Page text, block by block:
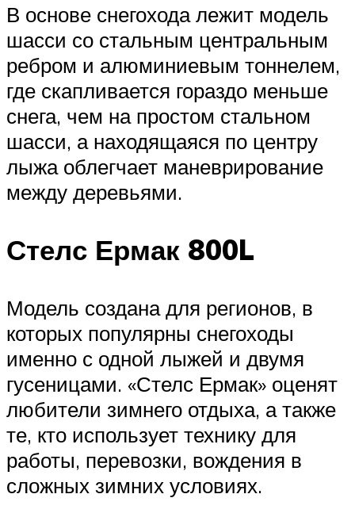
В основе снегохода лежит модель
шасси со стальным центральным
ребром и алюминиевым тоннелем,
где скапливается гораздо меньше
снега, чем на простом стальном
шасси, а находящаяся по центру
лыжа облегчает маневрирование
между деревьями.
Стелс Ермак 800L
Модель создана для регионов, в
которых популярны снегоходы
именно с одной лыжей и двумя
гусеницами. «Стелс Ермак» оценят
любители зимнего отдыха, а также
те, кто использует технику для
работы, перевозки, вождения в
сложных зимних условиях.